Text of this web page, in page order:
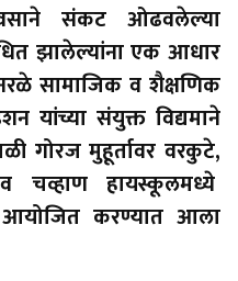
संकट ओढवलेल्या
झालेल्यांना एक आधार
सामाजिक व शैक्षणिक
यांच्या संयुक्त विद्यमाने
गोरज मुहूर्तावर वरकुटे,
चव्हाण हायस्कूलमध्ये
आयोजित करण्यात आला